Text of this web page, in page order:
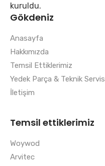
kuruldu.
Gökdeniz
Anasayfa
Hakkımızda
Temsil Ettiklerimiz
Yedek Parça & Teknik Servis
İletişim
Temsil ettiklerimiz
Woywod
Arvitec